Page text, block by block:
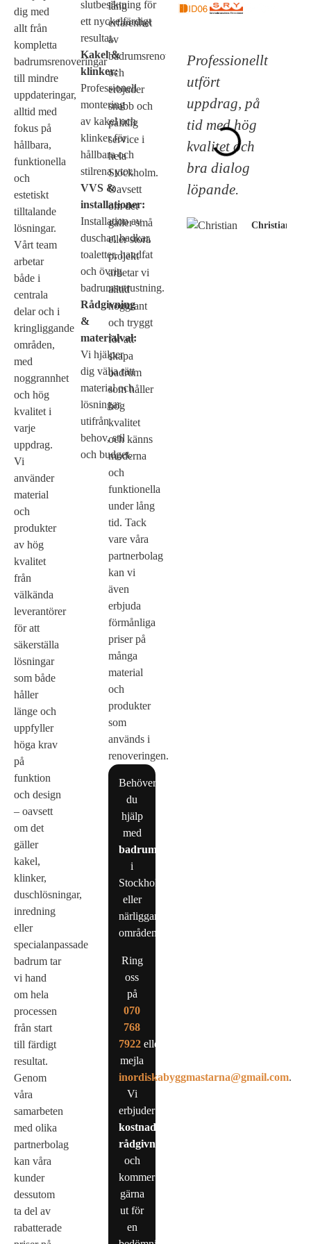
dig med
allt från
kompletta
badrumsrenoveringar
till mindre
uppdateringar,
alltid med
fokus på
hållbara,
funktionella
och
estetiskt
tilltalande
lösningar.
Vårt team
arbetar
både i
centrala
delar och i
kringliggande
områden,
med
noggrannhet
och hög
kvalitet i
varje
uppdrag.
Vi
använder
material
och
produkter
av hög
kvalitet
från
välkända
leverantörer
för att
säkerställa
lösningar
som både
håller
länge och
uppfyller
höga krav
på
funktion
och design
– oavsett
om det
gäller
kakel,
klinker,
duschlösningar,
inredning
eller
specialanpassade
badrum tar
vi hand
om hela
processen
från start
till färdigt
resultat.
Genom
våra
samarbeten
med olika
partnerbolag
kan våra
kunder
dessutom
ta del av
rabatterade
slutbesiktning för
ett nyckelfärdigt
resultat.
Kakel &
klinker:
Professionell
montering
av kakel och
klinker för
hållbara och
stilrena ytor.
VVS &
installationer:
Installation av
duschar, badkar,
toaletter, handfat
och övrig
badrumsutrustning.
Rådgivning
&
materialval:
Vi hjälper
dig välja rätt
material och
lösningar
utifrån
behov, stil
och budget.
lång
erfarenhet
av
badrumsrenoveringar
och
erbjuder
snabb och
pålitlig
service i
hela
Stockholm.
Oavsett
om det
gäller små
eller stora
projekt
arbetar vi
alltid
noggrant
och tryggt
för att
skapa
badrum
som håller
hög
kvalitet
och känns
moderna
och
funktionella
under lång
tid. Tack
vare våra
partnerbolag
kan vi
även
erbjuda
förmånliga
priser på
många
material
och
produkter
som
används i
renoveringen.
Behöver
du
hjälp
med
badrumsrenovering
i
Stockholm
eller
närliggande
områden?
Ring
oss
på
070
768
7922 eller
mejla
inordiskabyggmastarna@gmail.com.
Vi
erbjuder
kostnadsfri
rådgivning
och
kommer
gärna
ut för
en
Professionellt
utfört
uppdrag, på
tid med hög
kvalitet och
bra dialog
löpande.
Christian